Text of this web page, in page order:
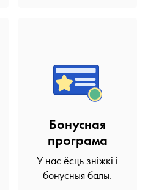
Бонусная
програма
У нас ёсць зніжкі і
бонусныя балы.